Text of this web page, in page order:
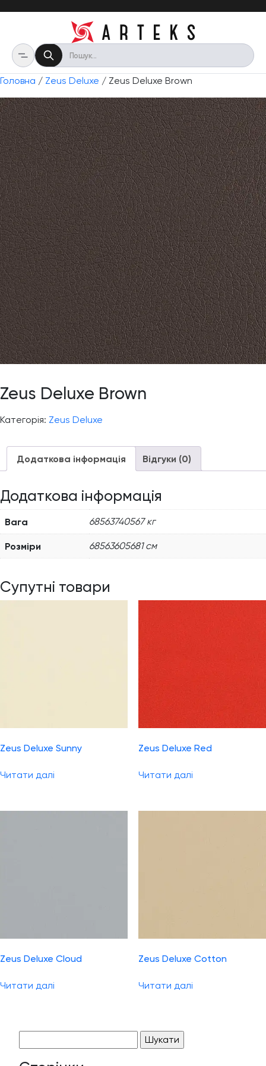
Головна / Zeus Deluxe / Zeus Deluxe Brown
Zeus Deluxe Brown
Категорія: Zeus Deluxe
Додаткова інформація Відгуки (0)
Додаткова інформація
Вага 68563740567 кг
Розміри 68563605681 см
Супутні товари
Zeus Deluxe Sunny
Читати далі
Zeus Deluxe Red
Читати далі
Zeus Deluxe Cloud
Читати далі
Zeus Deluxe Cotton
Читати далі